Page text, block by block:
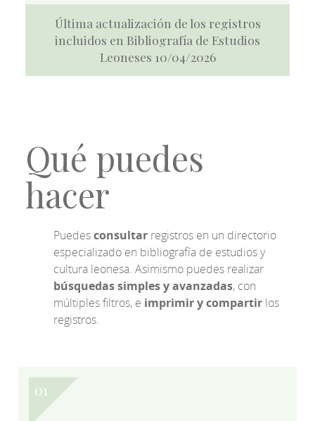
Última actualización de los registros
incluidos en Bibliografía de Estudios
Leoneses 10/04/2026
Qué puedes
hacer
Puedesconsultar registros en un directorio
especializado en bibliografía de estudios y
cultura leonesa. Asimismo puedes realizar
búsquedas simples y avanzadas, con
múltiples filtros, e imprimir y compartir los
registros.